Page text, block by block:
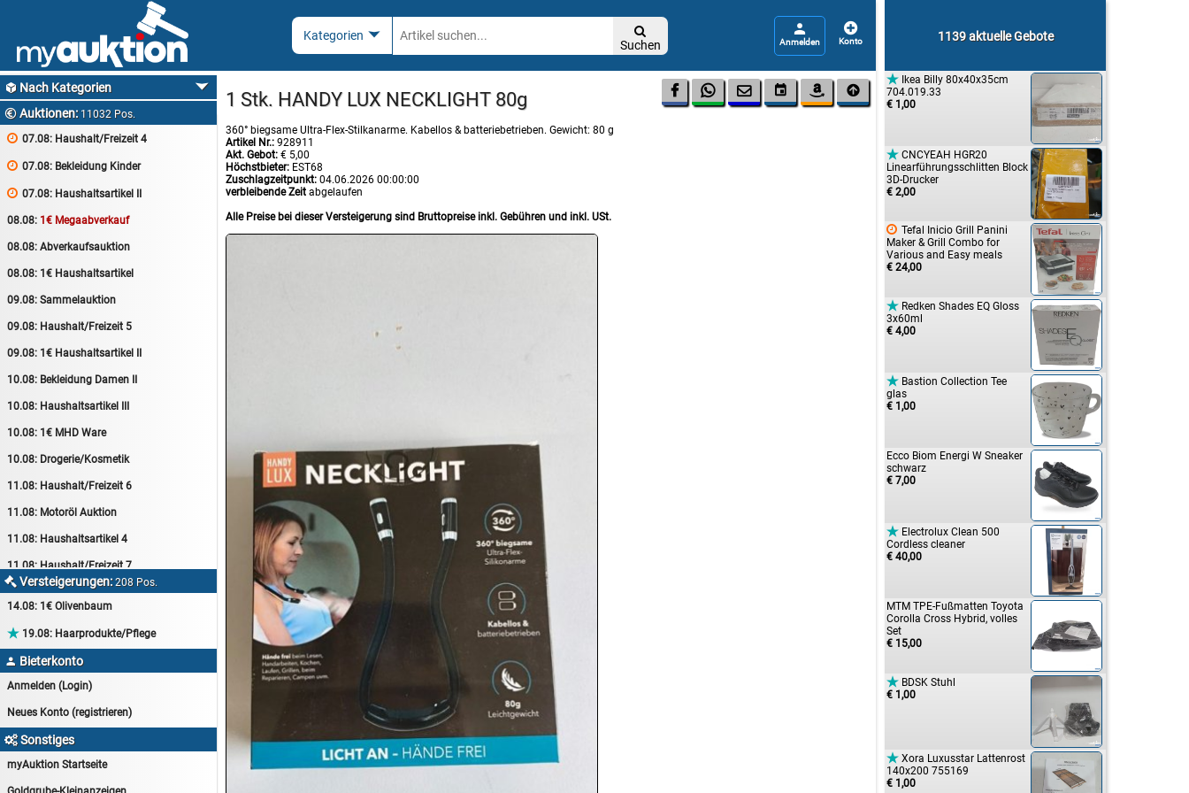

Suchen
 
 Nach Kategorien
 Auktionen: 11032 Pos.
 07.08: Haushalt/Freizeit 4
 07.08: Bekleidung Kinder
 07.08: Haushaltsartikel II
08.08: 1€ Megaabverkauf
08.08: Abverkaufsauktion
08.08: 1€ Haushaltsartikel
09.08: Sammelauktion
09.08: Haushalt/Freizeit 5
09.08: 1€ Haushaltsartikel II
10.08: Bekleidung Damen II
10.08: Haushaltsartikel III
10.08: 1€ MHD Ware
10.08: Drogerie/Kosmetik
11.08: Haushalt/Freizeit 6
11.08: Motoröl Auktion
11.08: Haushaltsartikel 4
11.08: Haushalt/Freizeit 7
12.08:Sammelauktion
12.08:Haushalt/Freizeit
13.08:1€ Totalabverkauf
13.08:Haushalt/Freizeit II
 Versteigerungen:208 Pos.
14.08: 1€ Olivenbaum
 19.08: Haarprodukte/Pflege
 Bieterkonto
Anmelden (Login)
Neues Konto (registrieren)
Sonstiges
myAuktion Startseite
1139 aktuelle Gebote
 Ikea Billy 80x40x35cm
704.019.33
€ 1,00
 CNCYEAH HGR20
Linearführungsschlitten Block
3D-Drucker
€ 2,00
 Tefal Inicio Grill Panini
Maker & Grill Combo for
Various and Easy meals
€ 24,00
 Redken Shades EQ Gloss
3x60ml
€ 4,00
 Bastion Collection Tee
glas
€ 1,00
Ecco Biom Energi W Sneaker
schwarz
€ 7,00
 Electrolux Clean 500
Cordless cleaner
€ 40,00
MTM TPE-Fußmatten Toyota
Corolla Cross Hybrid, volles
Set
€ 15,00
 BDSK Stuhl
€ 1,00
 Xora Luxusstar Lattenrost
140x200 755169
€ 1,00
     
1 Stk. HANDY LUX NECKLIGHT 80g
360° biegsame Ultra-Flex-Stilkanarme. Kabellos & batteriebetrieben. Gewicht: 80 g
Artikel Nr.: 928911
Akt. Gebot: € 5,00
Höchstbieter: EST68
Zuschlagzeitpunkt: 04.06.2026 00:00:00
verbleibende Zeit abgelaufen
Alle Preise bei dieser Versteigerung sind Bruttopreise inkl. Gebühren und inkl. USt.